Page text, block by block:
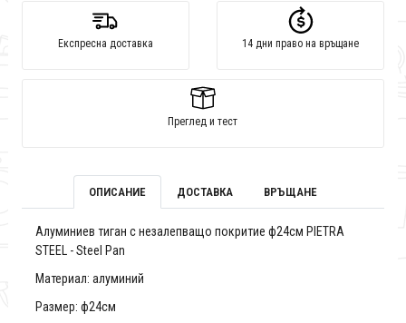
Експресна доставка 14 дни право на връщане
Преглед и тест
ОПИСАНИЕ ДОСТАВКА ВРЪЩАНЕ
Алуминиев тиган с незалепващо покритие ф24см PIETRA
STEEL - Steel Pan
Материал: алуминий
Размер: ф24см